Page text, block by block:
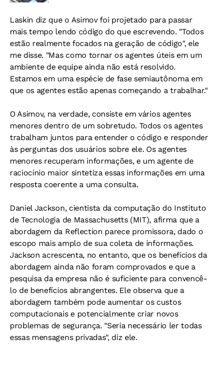
Laskin diz que o Asimov foi projetado para passar
mais tempo lendo código do que escrevendo. "Todos
estão realmente focados na geração de código", ele
me disse. "Mas como tornar os agentes úteis em um
ambiente de equipe ainda não está resolvido.
Estamos em uma espécie de fase semiautônoma em
que os agentes estão apenas começando a trabalhar."
O Asimov, na verdade, consiste em vários agentes
menores dentro de um sobretudo. Todos os agentes
trabalham juntos para entender o código e responder
às perguntas dos usuários sobre ele. Os agentes
menores recuperam informações, e um agente de
raciocínio maior sintetiza essas informações em uma
resposta coerente a uma consulta.
Daniel Jackson, cientista da computação do Instituto
de Tecnologia de Massachusetts (MIT), afirma que a
abordagem da Reflection parece promissora, dado o
escopo mais amplo de sua coleta de informações.
Jackson acrescenta, no entanto, que os benefícios da
abordagem ainda não foram comprovados e que a
pesquisa da empresa não é suficiente para convencê-
lo de benefícios abrangentes. Ele observa que a
abordagem também pode aumentar os custos
computacionais e potencialmente criar novos
problemas de segurança. "Seria necessário ler todas
essas mensagens privadas", diz ele.